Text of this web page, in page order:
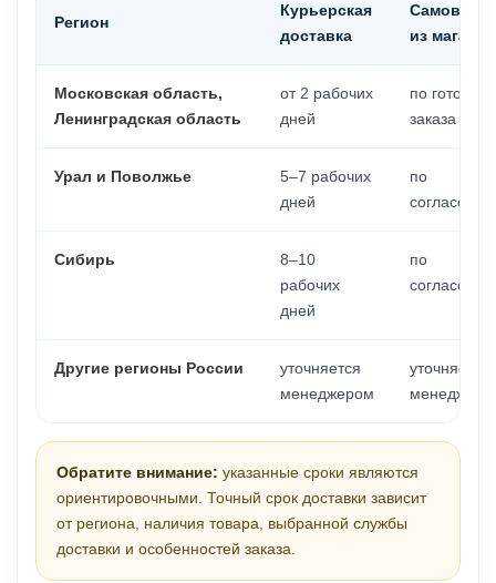
Регион
Курьерская
доставка
из
Московская область,
Ленинградская область
от 2 рабочих
дней
по
заказа
Урал и Поволжье
5–7 рабочих
дней
по
Сибирь
8–10
рабочих
дней
по
Другие регионы России
уточняется
менеджером
уточняется
Обратите внимание: указанные сроки являются
ориентировочными. Точный срок доставки зависит
от региона, наличия товара, выбранной службы
доставки и особенностей заказа.